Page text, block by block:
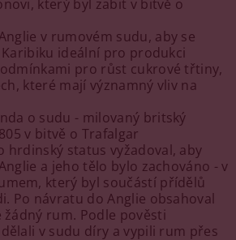
který byl zabit v bitvě o
v rumovém sudu, aby se
ideální pro produkci
pro růst cukrové třtiny,
které mají významný vliv na
o sudu - milovaný britský
v bitvě o Trafalgar
hrdinský status vyžadoval, aby
a jeho tělo bylo zachováno - v
který byl součástí přídělů
Po návratu do Anglie obsahoval
rum. Podle pověsti
v sudu díry a vypili rum přes